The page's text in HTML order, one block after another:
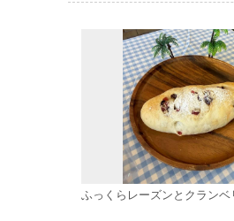
ふっくらレーズンとクランベ